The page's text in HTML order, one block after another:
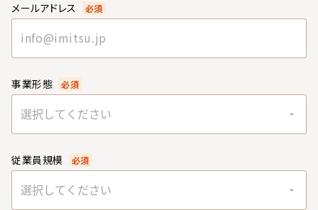
メールアドレス 必須
事業形態 必須
選択してください
従業員規模 必須
選択してください